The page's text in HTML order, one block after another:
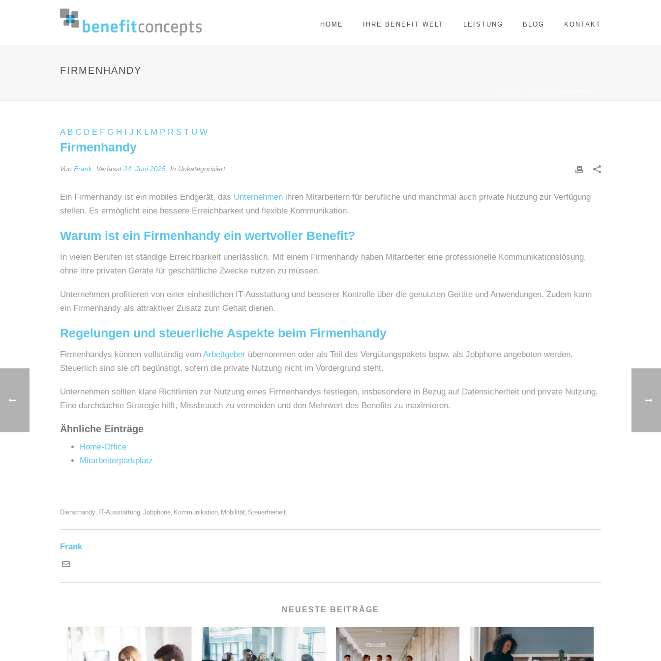
HOME IHRE BENEFIT WELT LEISTUNG BLOG KONTAKT
FIRMENHANDY
A B C D E F G H I J K L M P R S T U W
Firmenhandy
Von Frank Verfasst24. Juni 2025 In Unkategorisiert
Ein Firmenhandy ist ein mobiles Endgerät, das Unternehmen ihren Mitarbeitern für berufliche und manchmal auch private Nutzung zur Verfügung
stellen. Es ermöglicht eine bessere Erreichbarkeit und flexible Kommunikation.
Warum ist ein Firmenhandy ein wertvoller Benefit?
In vielen Berufen ist ständige Erreichbarkeit unerlässlich. Mit einem Firmenhandy haben Mitarbeiter eine professionelle Kommunikationslösung,
ohne ihre privaten Geräte für geschäftliche Zwecke nutzen zu müssen.
Unternehmen profitieren von einer einheitlichen IT-Ausstattung und besserer Kontrolle über die genutzten Geräte und Anwendungen. Zudem kann
ein Firmenhandy als attraktiver Zusatz zum Gehalt dienen.
Regelungen und steuerliche Aspekte beim Firmenhandy
Firmenhandys können vollständig vom Arbeitgeber übernommen oder als Teil des Vergütungspakets bspw. als Jobphone angeboten werden.
Steuerlich sind sie oft begünstigt, sofern die private Nutzung nicht im Vordergrund steht.
Unternehmen sollten klare Richtlinien zur Nutzung eines Firmenhandys festlegen, insbesondere in Bezug auf Datensicherheit und private Nutzung.
Eine durchdachte Strategie hilft, Missbrauch zu vermeiden und den Mehrwert des Benefits zu maximieren.
Ähnliche Einträge
Home-Office
Mitarbeiterparkplatz
Diensthandy, IT-Ausstattung, Jobphone, Kommunikation, Mobilität, Steuerfreiheit
Frank
NEUESTE BEITRÄGE